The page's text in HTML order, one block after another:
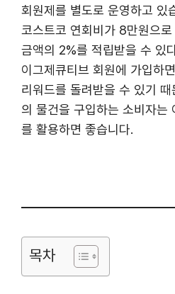
회원제를 별도로 운영하고 있
코스트코 연회비가 8만원으
금액의 2%를 적립받을 수 있
이그제큐티브 회원에 가입하
리워드를 돌려받을 수 있기
의 물건을 구입하는 소비자는
를 활용하면 좋습니다.
목차